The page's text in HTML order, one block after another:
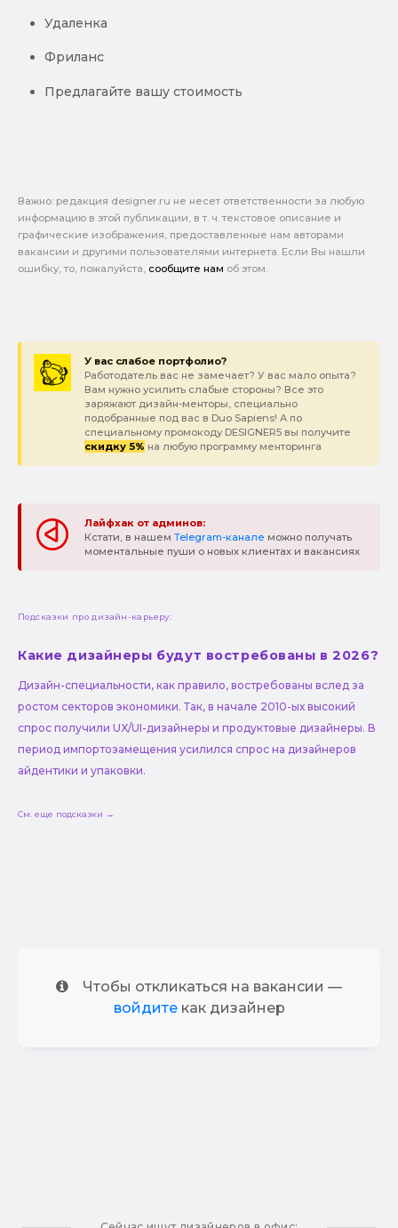
Удаленка
Фриланс
Предлагайте вашу стоимость
Важно: pедакция designer.ru не несет ответственности за любую
информацию в этой публикации, в т. ч. текстовое описание и
графические изображения, предоставленные нам авторами
вакансии и другими пользователями интернета. Если Вы нашли
ошибку, то, пожалуйста, сообщите нам об этом.
У вас слабое портфолио?
Работодатель вас не замечает? У вас мало опыта?
Вам нужно усилить слабые стороны? Все это
заряжают дизайн-менторы, специально
подобранные под вас в Duo Sapiens! А по
специальному промокоду DESIGNER5 вы получите
скидку 5% на любую программу менторинга
Лайфхак от админов:
Кстати, в нашем Telegram-канале можно получать
моментальные пуши о новых клиентах и вакансиях
Подсказки про дизайн-карьеру:
Какие дизайнеры будут востребованы в 2026?
Дизайн-специальности, как правило, востребованы вслед за
ростом секторов экономики. Так, в начале 2010-ых высокий
спрос получили UX/UI-дизайнеры и продуктовые дизайнеры. В
период импортозамещения усилился спрос на дизайнеров
айдентики и упаковки.
См. еще подсказки →
Чтобы откликаться на вакансии —
войдитекак дизайнер